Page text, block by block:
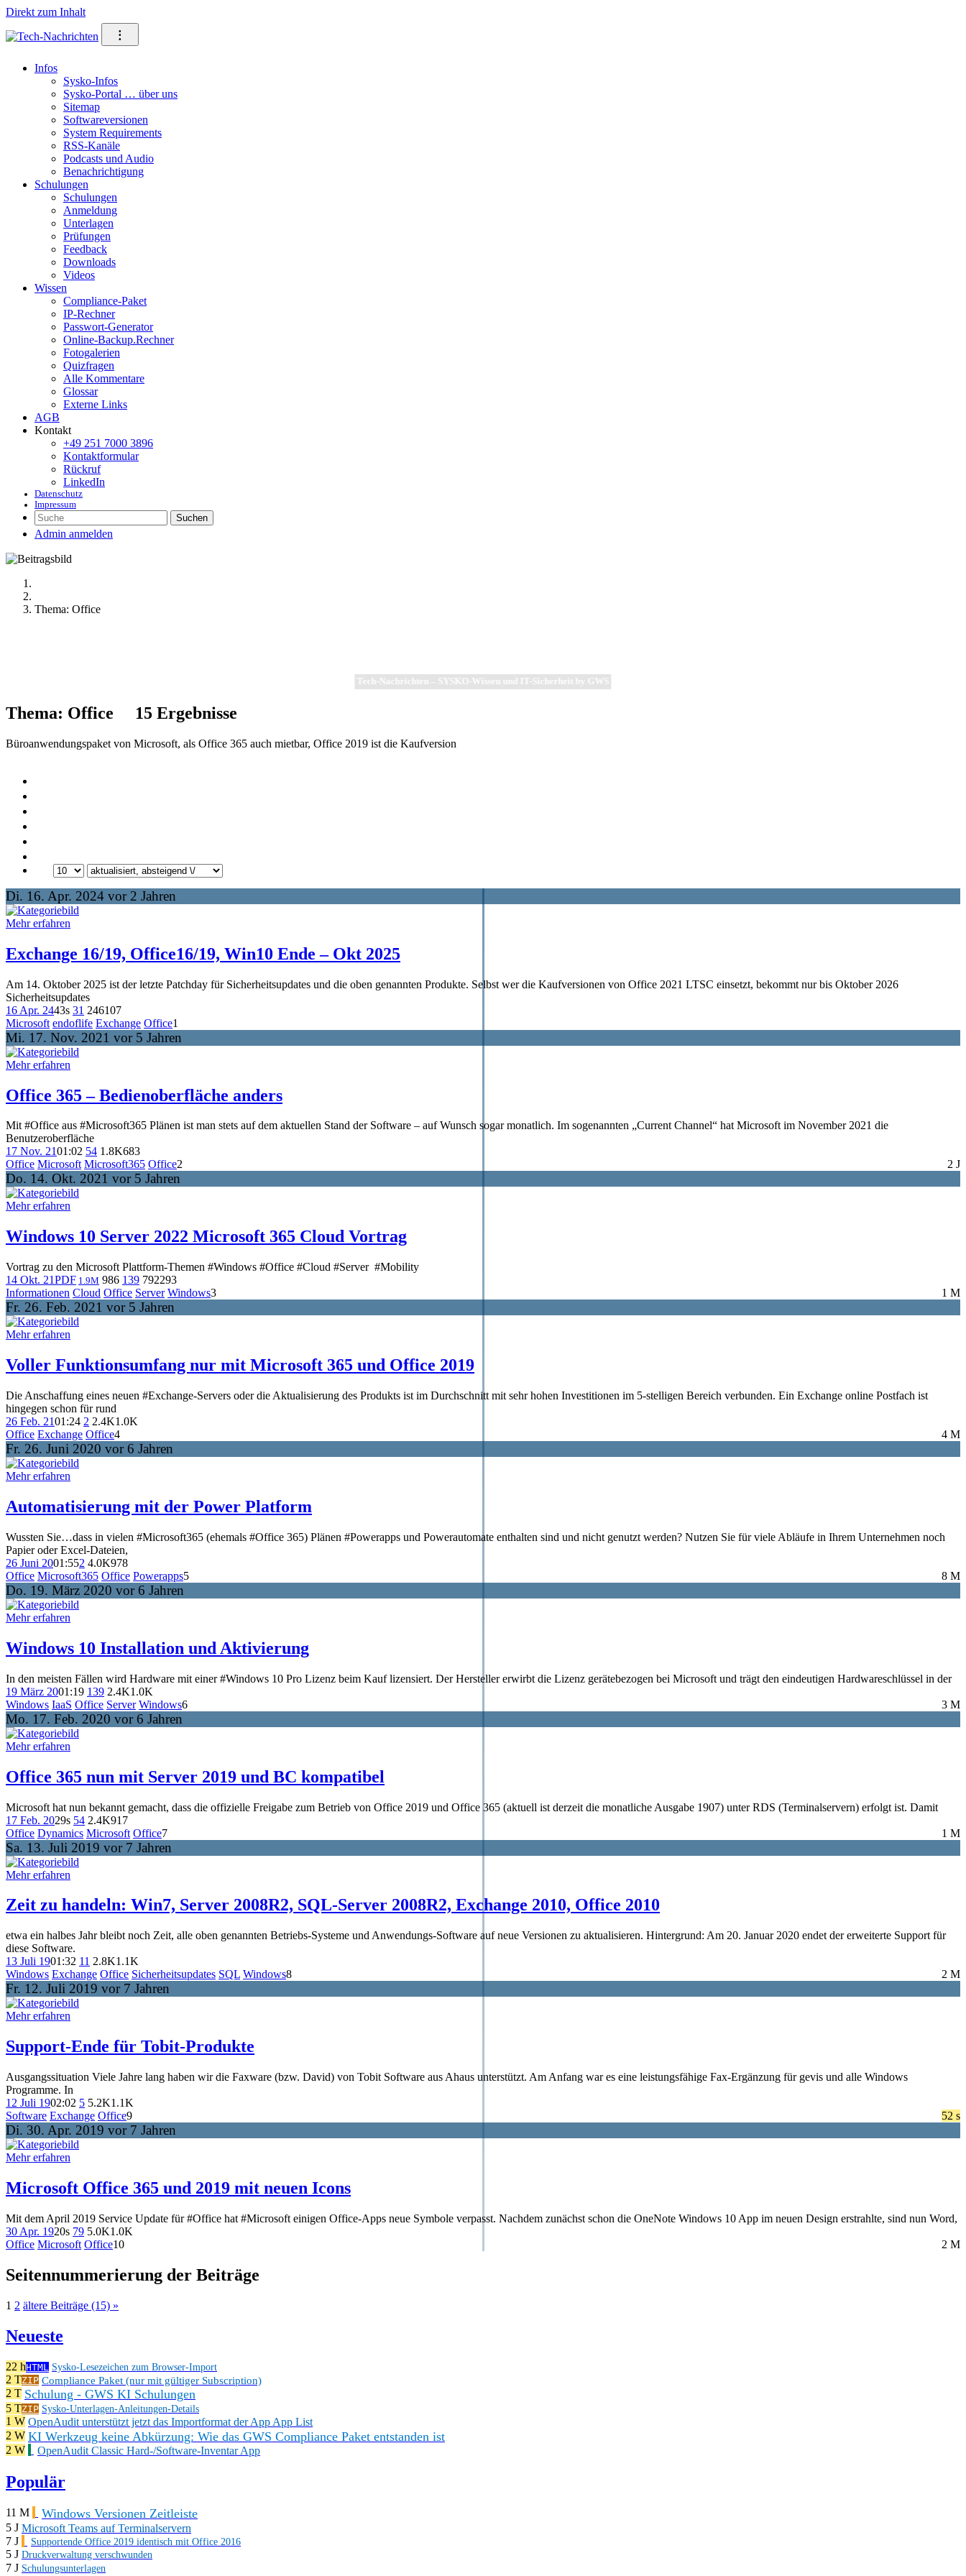
Direkt zum Inhalt
⁝
Infos
Sysko-Infos
Sysko-Portal … über uns
Sitemap
Softwareversionen
System Requirements
RSS-Kanäle
Podcasts und Audio
Benachrichtigung
Schulungen
Schulungen
Anmeldung
Unterlagen
Prüfungen
Feedback
Downloads
Videos
Wissen
Compliance-Paket
IP-Rechner
Passwort-Generator
Online-Backup.Rechner
Fotogalerien
Quizfragen
Alle Kommentare
Glossar
Externe Links
AGB
Kontakt
+49 251 7000 3896
Kontaktformular
Rückruf
LinkedIn
Datenschutz
Impressum
Suchen
Admin anmelden
Thema: Office
Tech-Nachrichten – SYSKO-Wissen und IT-Sicherheit by GWS
Thema: Office 15 Ergebnisse
Büroanwendungspaket von Microsoft, als Office 365 auch mietbar, Office 2019 ist die Kaufversion
Di. 16. Apr. 2024 vor 2 Jahren
Mehr erfahren
Exchange 16/19, Office16/19, Win10 Ende – Okt 2025
Am 14. Oktober 2025 ist der letzte Patchday für Sicherheitsupdates und die oben genannten Produkte. Selbst wer die Kaufversionen von Office 2021 LTSC einsetzt, bekommt nur bis Oktober 2026
Sicherheitsupdates
16 Apr. 2443s 31 246107
Microsoft endoflife Exchange Office1
Mi. 17. Nov. 2021 vor 5 Jahren
Mehr erfahren
Office 365 – Bedienoberfläche anders
Mit #Office aus #Microsoft365 Plänen ist man stets auf dem aktuellen Stand der Software – auf Wunsch sogar monatlich. Im sogenannten „Current Channel“ hat Microsoft im November 2021 die
Benutzeroberfläche
17 Nov. 2101:02 54 1.8K683
Office Microsoft Microsoft365 Office2 2 J
Do. 14. Okt. 2021 vor 5 Jahren
Mehr erfahren
Windows 10 Server 2022 Microsoft 365 Cloud Vortrag
Vortrag zu den Microsoft Plattform-Themen #Windows #Office #Cloud #Server #Mobility
14 Okt. 21PDF 1.9M 986 139 792293
Informationen Cloud Office Server Windows3 1 M
Fr. 26. Feb. 2021 vor 5 Jahren
Mehr erfahren
Voller Funktionsumfang nur mit Microsoft 365 und Office 2019
Die Anschaffung eines neuen #Exchange-Servers oder die Aktualisierung des Produkts ist im Durchschnitt mit sehr hohen Investitionen im 5-stelligen Bereich verbunden. Ein Exchange online Postfach ist
hingegen schon für rund
26 Feb. 2101:24 2 2.4K1.0K
Office Exchange Office4 4 M
Fr. 26. Juni 2020 vor 6 Jahren
Mehr erfahren
Automatisierung mit der Power Platform
Wussten Sie…dass in vielen #Microsoft365 (ehemals #Office 365) Plänen #Powerapps und Powerautomate enthalten sind und nicht genutzt werden? Nutzen Sie für viele Abläufe in Ihrem Unternehmen noch
Papier oder Excel-Dateien,
26 Juni 2001:552 4.0K978
Office Microsoft365 Office Powerapps5 8 M
Do. 19. März 2020 vor 6 Jahren
Mehr erfahren
Windows 10 Installation und Aktivierung
In den meisten Fällen wird Hardware mit einer #Windows 10 Pro Lizenz beim Kauf lizensiert. Der Hersteller erwirbt die Lizenz gerätebezogen bei Microsoft und trägt den eindeutigen Hardwareschlüssel in der
19 März 2001:19 139 2.4K1.0K
Windows IaaS Office Server Windows6 3 M
Mo. 17. Feb. 2020 vor 6 Jahren
Mehr erfahren
Office 365 nun mit Server 2019 und BC kompatibel
Microsoft hat nun bekannt gemacht, dass die offizielle Freigabe zum Betrieb von Office 2019 und Office 365 (aktuell ist derzeit die monatliche Ausgabe 1907) unter RDS (Terminalservern) erfolgt ist. Damit
17 Feb. 2029s 54 2.4K917
Office Dynamics Microsoft Office7 1 M
Sa. 13. Juli 2019 vor 7 Jahren
Mehr erfahren
Zeit zu handeln: Win7, Server 2008R2, SQL-Server 2008R2, Exchange 2010, Office 2010
etwa ein halbes Jahr bleibt noch Zeit, alle oben genannten Betriebs-Systeme und Anwendungs-Software auf neue Versionen zu aktualisieren. Hintergrund: Am 20. Januar 2020 endet der erweiterte Support für
diese Software.
13 Juli 1901:32 11 2.8K1.1K
Windows Exchange Office Sicherheitsupdates SQL Windows8 2 M
Fr. 12. Juli 2019 vor 7 Jahren
Mehr erfahren
Support-Ende für Tobit-Produkte
Ausgangssituation Viele Jahre lang haben wir die Faxware (bzw. David) von Tobit Software aus Ahaus unterstützt. Am Anfang war es eine leistungsfähige Fax-Ergänzung für gevis und alle Windows
Programme. In
12 Juli 1902:02 5 5.2K1.1K
Software Exchange Office9 52 s
Di. 30. Apr. 2019 vor 7 Jahren
Mehr erfahren
Microsoft Office 365 und 2019 mit neuen Icons
Mit dem April 2019 Service Update für #Office hat #Microsoft einigen Office-Apps neue Symbole verpasst. Nachdem zunächst schon die OneNote Windows 10 App im neuen Design erstrahlte, sind nun Word,
30 Apr. 1920s 79 5.0K1.0K
Office Microsoft Office10 2 M
Seitennummerierung der Beiträge
1 2 ältere Beiträge (15) »
Neueste
22 hHTML Sysko-Lesezeichen zum Browser-Import
2 TZIP Compliance Paket (nur mit gültiger Subscription)
2 T Schulung - GWS KI Schulungen
5 TZIP Sysko-Unterlagen-Anleitungen-Details
1 W OpenAudit unterstützt jetzt das Importformat der App App List
2 W KI Werkzeug keine Abkürzung: Wie das GWS Compliance Paket entstanden ist
2 W OpenAudit Classic Hard-/Software-Inventar App
Populär
11 M Windows Versionen Zeitleiste
5 J Microsoft Teams auf Terminalservern
7 J
Supportende Office 2019 identisch mit Office 2016
5 J Druckverwaltung verschwunden
7 J Schulungsunterlagen